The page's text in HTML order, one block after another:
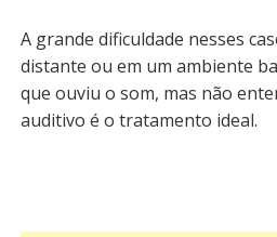
A grande dificuldade nesses
distante ou em um ambiente
que ouviu o som, mas não
auditivo é o tratamento ideal.